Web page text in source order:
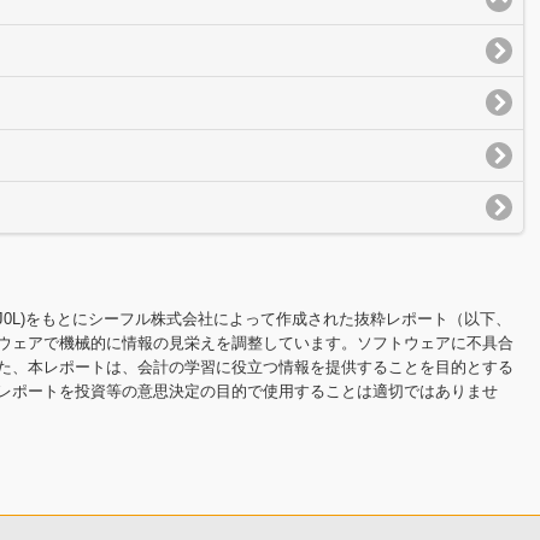
をもとにシーフル株式会社によって作成された抜粋レポート（以下、
アで機械的に情報の見栄えを調整しています。ソフトウェアに不具合
本レポートは、会計の学習に役立つ情報を提供することを目的とする
ートを投資等の意思決定の目的で使用することは適切ではありませ